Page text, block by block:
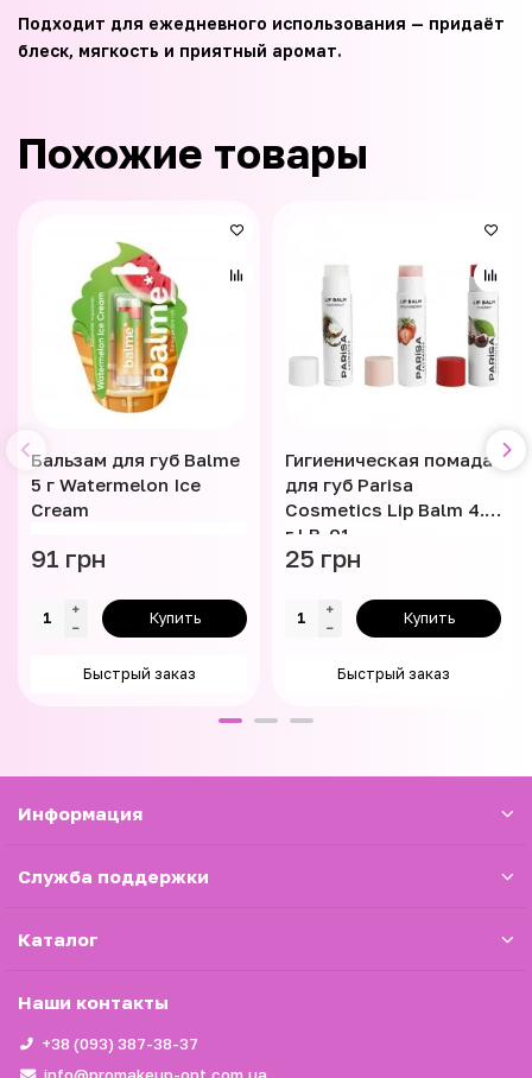
Подходит для ежедневного использования — придаёт
блеск, мягкость и приятный аромат.
Похожие товары
Бальзам для губ Balme
5 г Watermelon Ice
Cream
91 грн
Купить
Быстрый заказ
Гигиеническая помада
для губ Parisa
Cosmetics Lip Balm 4.5
г LB-01
25 грн
Купить
Быстрый заказ
Информация
Служба поддержки
Каталог
Наши контакты
+38 (093) 387-38-37